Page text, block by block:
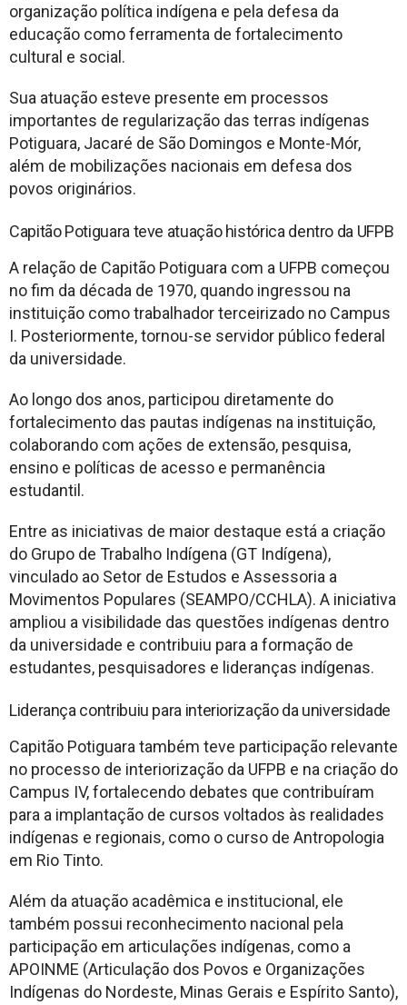
organização política indígena e pela defesa da
educação como ferramenta de fortalecimento
cultural e social.
Sua atuação esteve presente em processos
importantes de regularização das terras indígenas
Potiguara, Jacaré de São Domingos e Monte-Mór,
além de mobilizações nacionais em defesa dos
povos originários.
Capitão Potiguara teve atuação histórica dentro da UFPB
A relação de Capitão Potiguara com a UFPB começou
no fim da década de 1970, quando ingressou na
instituição como trabalhador terceirizado no Campus
I. Posteriormente, tornou-se servidor público federal
da universidade.
Ao longo dos anos, participou diretamente do
fortalecimento das pautas indígenas na instituição,
colaborando com ações de extensão, pesquisa,
ensino e políticas de acesso e permanência
estudantil.
Entre as iniciativas de maior destaque está a criação
do Grupo de Trabalho Indígena (GT Indígena),
vinculado ao Setor de Estudos e Assessoria a
Movimentos Populares (SEAMPO/CCHLA). A iniciativa
ampliou a visibilidade das questões indígenas dentro
da universidade e contribuiu para a formação de
estudantes, pesquisadores e lideranças indígenas.
Liderança contribuiu para interiorização da universidade
Capitão Potiguara também teve participação relevante
no processo de interiorização da UFPB e na criação do
Campus IV, fortalecendo debates que contribuíram
para a implantação de cursos voltados às realidades
indígenas e regionais, como o curso de Antropologia
em Rio Tinto.
Além da atuação acadêmica e institucional, ele
também possui reconhecimento nacional pela
participação em articulações indígenas, como a
APOINME (Articulação dos Povos e Organizações
Indígenas do Nordeste, Minas Gerais e Espírito Santo),